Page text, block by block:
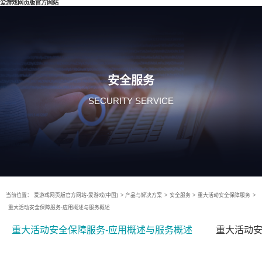
爱游戏网页版官方网站
安全服务
SECURITY SERVICE
当前位置： 爱游戏网页版官方网站-爱游戏(中国) > 产品与解决方案 > 安全服务 > 重大活动安全保障服务 >
重大活动安全保障服务-应用概述与服务概述
重大活动安全保障服务-应用概述与服务概述 重大活动